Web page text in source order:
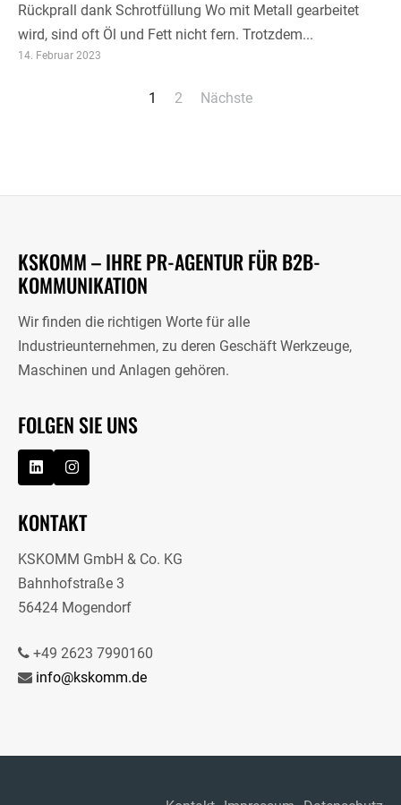
Rückprall dank Schrotfüllung Wo mit Metall gearbeitet
wird, sind oft Öl und Fett nicht fern. Trotzdem...
14. Februar 2023
Seitennummerierung
1 2 Nächste
KSKOMM – IHRE PR-AGENTUR FÜR B2B-
KOMMUNIKATION
Wir finden die richtigen Worte für alle
Industrieunternehmen, zu deren Geschäft Werkzeuge,
Maschinen und Anlagen gehören.
FOLGEN SIE UNS
KONTAKT
KSKOMM GmbH & Co. KG
Bahnhofstraße 3
56424 Mogendorf
+49 2623 7990160
info@kskomm.de